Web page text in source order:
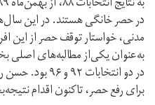
در حصر خانگی هستند. در این
مدنی، خواستار توقف حصر از این
به‌عنوان یکی‌از مطالبه‌های اصلی
در دو
برای رفع حصر، تاکنون اقدام